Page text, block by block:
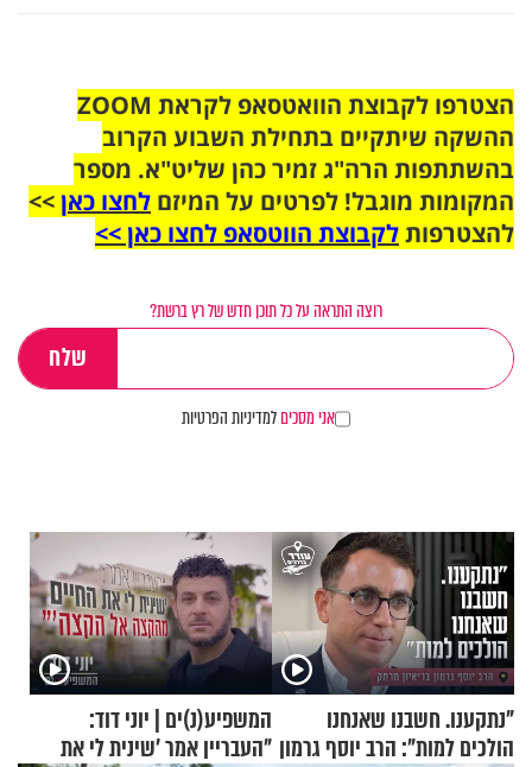
הצטרפו לקבוצת הוואטסאפ לקראת ZOOM
ההשקה שיתקיים בתחילת השבוע הקרוב
בהשתתפות הרה"ג זמיר כהן שליט"א. מספר
המקומות מוגבל! לפרטים על המיזם לחצו כאן>>
להצטרפותלקבוצת הווטסאפ לחצו כאן >>
רוצה התראה על כל תוכן חדש של רץ ברשת?
אני מסכיםלמדיניות הפרטיות
"נתקענו. חשבנו שאנחנו
הולכים למות": הרב יוסף גרמון
המשפיע(נ)ים | יוני דוד:
"העבריין אמר 'שינית לי את